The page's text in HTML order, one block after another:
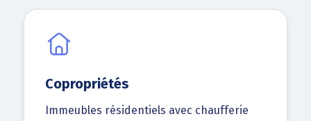
Copropriétés
Immeubles résidentiels avec chaufferie